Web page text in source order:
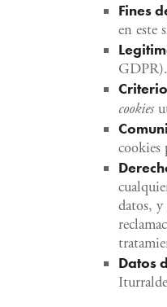
Fines
en este
GDPR).
cookies
cookies
datos,
Datos